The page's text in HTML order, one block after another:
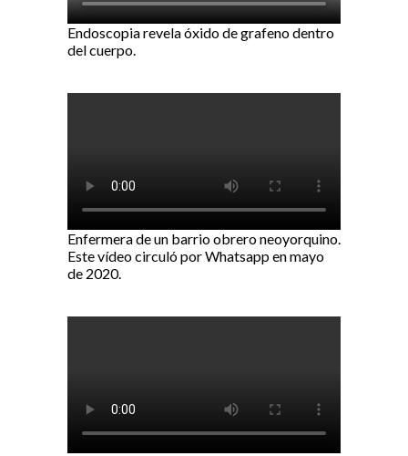
Endoscopia revela óxido de grafeno dentro
del cuerpo.
Enfermera de un barrio obrero neoyorquino.
Este vídeo circuló por Whatsapp en mayo
de 2020.